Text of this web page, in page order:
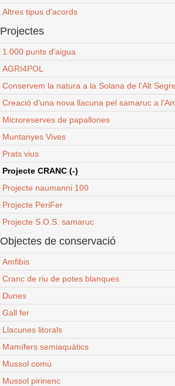
Altres tipus d'acords
Projectes
1.000 punts d'aigua
AGRI4POL
Conservem la natura a la Solana de l'Alt
Creació d'una nova llacuna pel samaruc a
Microreserves de papallones
Muntanyes Vives
Prats vius
Projecte CRANC (-)
Projecte naumanni 100
Projecte PeriFer
Projecte S.O.S. samaruc
Objectes de conservació
Amfibis
Cranc de riu de potes blanques
Dunes
Gall fer
Llacunes litorals
Mamífers semiaquàtics
Mussol comú
Mussol pirinenc